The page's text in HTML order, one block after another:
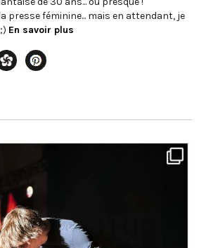
presse féminine... mais en attendant, je
En savoir plus